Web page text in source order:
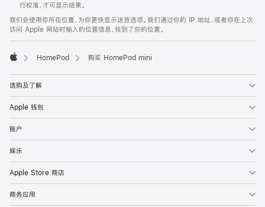
行校准，才可显示结果。
我们会使用你所在位置，为你更快显示送货选项。我们通过你的 IP 地址，或者你在上次
访问 Apple 网站时输入的位置信息，找到了你的位置。
HomePod 购买 HomePod mini
选购及了解
Apple 钱包
账户
娱乐
Apple Store 商店
商务应用